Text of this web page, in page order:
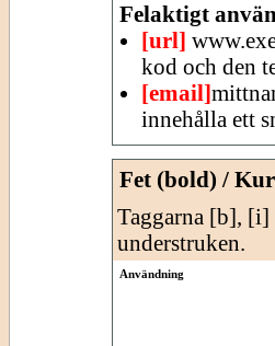
Felaktigt
[url]
kod och den
[email]
innehålla ett
Fet (bold) /
Taggarna [b],
understruken.
Användning